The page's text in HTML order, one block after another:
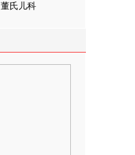
董氏儿科